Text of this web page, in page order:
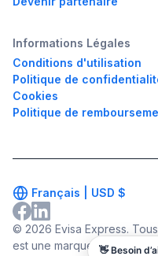
Informations Légales
Conditions d'utilisation
Politique de
Cookies
Politique de
© 2026 Evisa Express.
est une marque déposée.
Français | USD $
👋 Besoin